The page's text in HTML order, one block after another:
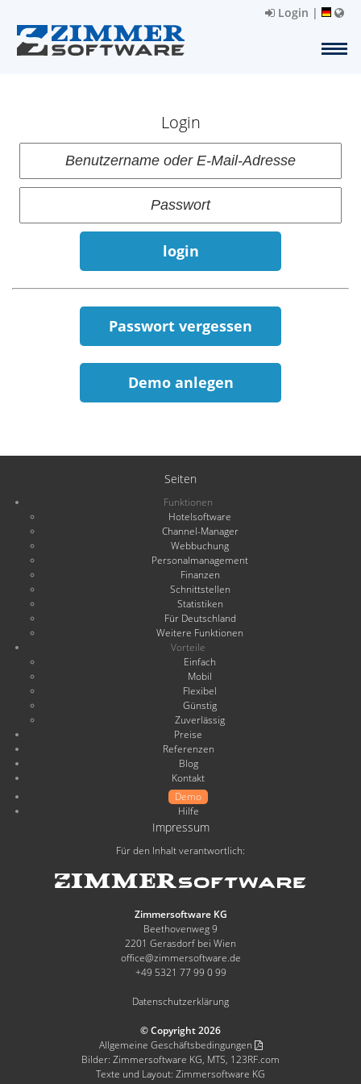
Login |
Login
login
Passwort vergessen
Demo anlegen
Seiten
Funktionen
Hotelsoftware
Channel-Manager
Webbuchung
Personalmanagement
Finanzen
Schnittstellen
Statistiken
Für Deutschland
Weitere Funktionen
Vorteile
Einfach
Mobil
Flexibel
Günstig
Zuverlässig
Preise
Referenzen
Blog
Kontakt
Demo
Hilfe
Impressum
Für den Inhalt verantwortlich:
Zimmersoftware KG
Beethovenweg 9
2201 Gerasdorf bei Wien
office@zimmersoftware.de
+49 5321 77 99 0 99
Datenschutzerklärung
© Copyright 2026
Allgemeine Geschäftsbedingungen
Bilder: Zimmersoftware KG, MTS, 123RF.com
Texte und Layout: Zimmersoftware KG